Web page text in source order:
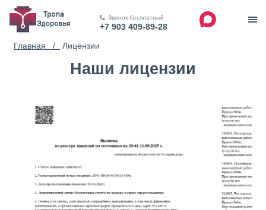
Звонок бесплатный
+7 903 409-89-28
Главная / Лицензии
Наши лицензии